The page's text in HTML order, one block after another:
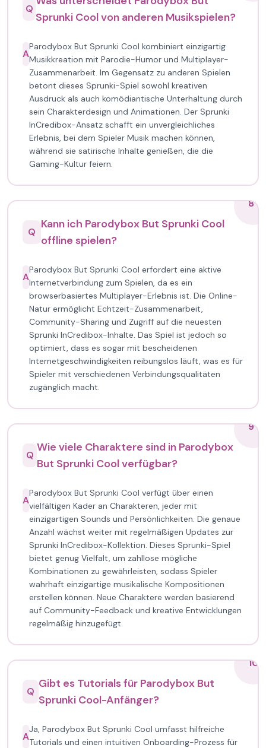
Q
Sprunki Cool von anderen Musikspielen?
A
Parodybox But Sprunki Cool kombiniert einzigartig
Musikkreation mit Parodie-Humor und Multiplayer-
Zusammenarbeit. Im Gegensatz zu anderen Spielen
betont dieses Sprunki-Spiel sowohl kreativen
Ausdruck als auch komödiantische Unterhaltung durch
sein Charakterdesign und Animationen. Der Sprunki
InCredibox-Ansatz schafft ein unvergleichliches
Erlebnis, bei dem Spieler Musik machen können,
während sie satirische Inhalte genießen, die die
Gaming-Kultur feiern.
8
Q
Kann ich Parodybox But Sprunki Cool
offline spielen?
A
Parodybox But Sprunki Cool erfordert eine aktive
Internetverbindung zum Spielen, da es ein
browserbasiertes Multiplayer-Erlebnis ist. Die Online-
Natur ermöglicht Echtzeit-Zusammenarbeit,
Community-Sharing und Zugriff auf die neuesten
Sprunki InCredibox-Inhalte. Das Spiel ist jedoch so
optimiert, dass es sogar mit bescheidenen
Internetgeschwindigkeiten reibungslos läuft, was es für
Spieler mit verschiedenen Verbindungsqualitäten
zugänglich macht.
9
Q
Wie viele Charaktere sind in Parodybox
But Sprunki Cool verfügbar?
A
Parodybox But Sprunki Cool verfügt über einen
vielfältigen Kader an Charakteren, jeder mit
einzigartigen Sounds und Persönlichkeiten. Die genaue
Anzahl wächst weiter mit regelmäßigen Updates zur
Sprunki InCredibox-Kollektion. Dieses Sprunki-Spiel
bietet genug Vielfalt, um zahllose mögliche
Kombinationen zu gewährleisten, sodass Spieler
wahrhaft einzigartige musikalische Kompositionen
erstellen können. Neue Charaktere werden basierend
auf Community-Feedback und kreative Entwicklungen
regelmäßig hinzugefügt.
10
Q
Gibt es Tutorials für Parodybox But
Sprunki Cool-Anfänger?
A
Ja, Parodybox But Sprunki Cool umfasst hilfreiche
Tutorials und einen intuitiven Onboarding-Prozess für